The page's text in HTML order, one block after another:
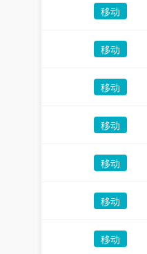
移动
移动
移动
移动
移动
移动
移动